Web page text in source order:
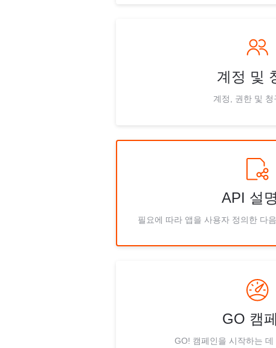
계정 및
계정, 권한 및 청
API 설
필요에 따라 앱을 사용자 정의한 다
GO 캠
GO! 캠페인을 시작하는 데